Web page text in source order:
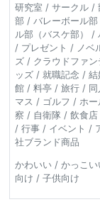
研究室 / サークル
部 / バレーボール
ル部（バスケ部） /
/ プレゼント / ノベ
ズ / クラウドファ
ッズ / 就職記念 /
館 / 料亭 / 旅行 / 同
マス / ゴルフ / ホ
察 / 自衛隊 / 飲食
/ 行事 / イベント /
社ブランド商品
かわいい / かっこ
向け / 子供向け